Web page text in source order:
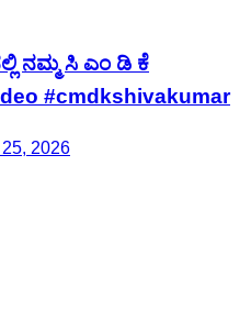
ನಮ್ಮ ಸಿ ಎಂ ಡಿ ಕೆ
#cmdkshivakumar
2026